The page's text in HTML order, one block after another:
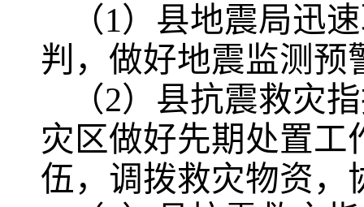
（1）县地震局迅
判，做好地震监测预
（2）县抗震救灾
灾区做好先期处置工
伍，调拨救灾物资，